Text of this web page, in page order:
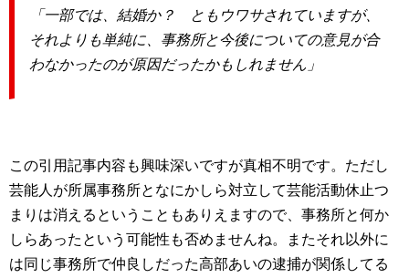
「一部では、結婚か？ ともウワサされていますが、
それよりも単純に、事務所と今後についての意見が合
わなかったのが原因だったかもしれません」
この引用記事内容も興味深いですが真相不明です。ただし
芸能人が所属事務所となにかしら対立して芸能活動休止つ
まりは消えるということもありえますので、事務所と何か
しらあったという可能性も否めませんね。またそれ以外に
は同じ事務所で仲良しだった高部あいの逮捕が関係してる